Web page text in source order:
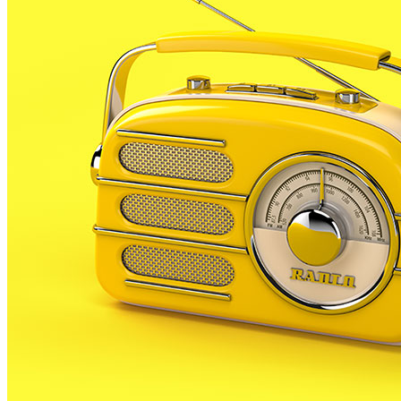
El mes de novembre els bombers voluntaris de
Malgrat editaven un calendari solidari amb la intenció
de recollir fons per l’entitat local contra el càncer,
acabada de constituir. Cada calendari, que es podien
comprar en establiments comercials de la localitat i
al propi parc de bombers, costava 8€ i cada mes hi
apareixien diferents membres del cos voluntari dels
bombers amb poca roba.
Ahir, aprofitant el dia del seu patró, els bombers van
fer entrega dels 1.300€ recollits a través de la venda
dels calendaris.
Com és habitual, coincidint amb cada dia 8 de març,